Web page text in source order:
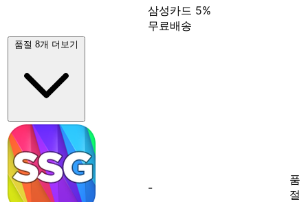
삼성카드 5%
무료배송
품절 8개 더보기
-
품
절